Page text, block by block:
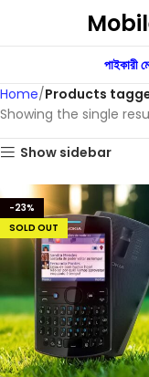
পাইকারী
Home Products
Showing the single
Show sidebar
-23%
SOLD OUT